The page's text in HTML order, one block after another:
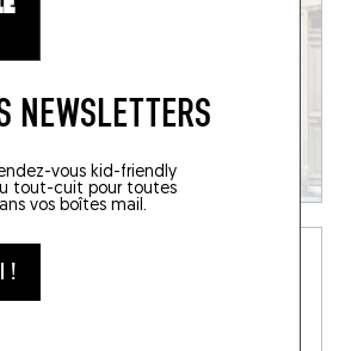
NEWSLETTERS
vous kid-friendly
tout-cuit pour toutes
vos boîtes mail.
!
LA CAVE DU VERRE VOLÉ